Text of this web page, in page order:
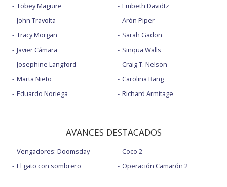
Tobey Maguire
John Travolta
Tracy Morgan
Javier Cámara
Josephine Langford
Marta Nieto
Eduardo Noriega
Embeth Davidtz
Arón Piper
Sarah Gadon
Sinqua Walls
Craig T. Nelson
Carolina Bang
Richard Armitage
AVANCES DESTACADOS
Vengadores: Doomsday
El gato con sombrero
Coco 2
Operación Camarón 2